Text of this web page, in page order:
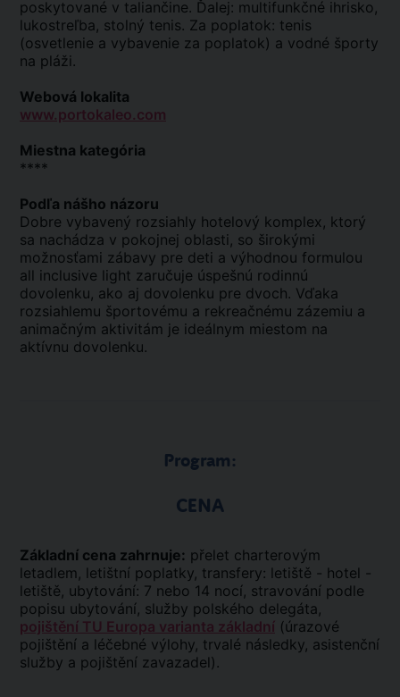
poskytované v taliančine. Ďalej: multifunkčné ihrisko,
lukostreľba, stolný tenis. Za poplatok: tenis
(osvetlenie a vybavenie za poplatok) a vodné športy
na pláži.
Webová lokalita
www.portokaleo.com
Miestna kategória
****
Podľa nášho názoru
Dobre vybavený rozsiahly hotelový komplex, ktorý
sa nachádza v pokojnej oblasti, so širokými
možnosťami zábavy pre deti a výhodnou formulou
all inclusive light zaručuje úspešnú rodinnú
dovolenku, ako aj dovolenku pre dvoch. Vďaka
rozsiahlemu športovému a rekreačnému zázemiu a
animačným aktivitám je ideálnym miestom na
aktívnu dovolenku.
Program:
CENA
Základní cena zahrnuje: přelet charterovým
letadlem, letištní poplatky, transfery: letiště - hotel -
letiště, ubytování: 7 nebo 14 nocí, stravování podle
popisu ubytování, služby polského delegáta,
pojištění TU Europa varianta základní (úrazové
pojištění a léčebné výlohy, trvalé následky, asistenční
služby a pojištění zavazadel).